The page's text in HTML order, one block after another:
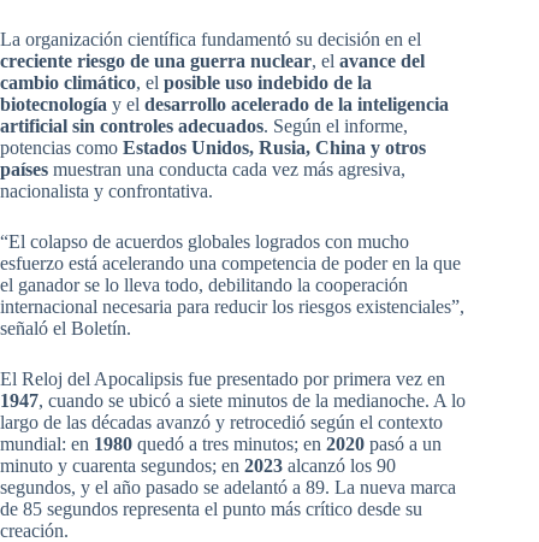
La organización científica fundamentó su decisión en el
creciente riesgo de una guerra nuclear, el avance del
cambio climático, el posible uso indebido de la
biotecnología y el desarrollo acelerado de la inteligencia
artificial sin controles adecuados. Según el informe,
potencias como Estados Unidos, Rusia, China y otros
países muestran una conducta cada vez más agresiva,
nacionalista y confrontativa.
“El colapso de acuerdos globales logrados con mucho
esfuerzo está acelerando una competencia de poder en la que
el ganador se lo lleva todo, debilitando la cooperación
internacional necesaria para reducir los riesgos existenciales”,
señaló el Boletín.
El Reloj del Apocalipsis fue presentado por primera vez en
1947, cuando se ubicó a siete minutos de la medianoche. A lo
largo de las décadas avanzó y retrocedió según el contexto
mundial: en 1980 quedó a tres minutos; en 2020 pasó a un
minuto y cuarenta segundos; en 2023 alcanzó los 90
segundos, y el año pasado se adelantó a 89. La nueva marca
de 85 segundos representa el punto más crítico desde su
creación.